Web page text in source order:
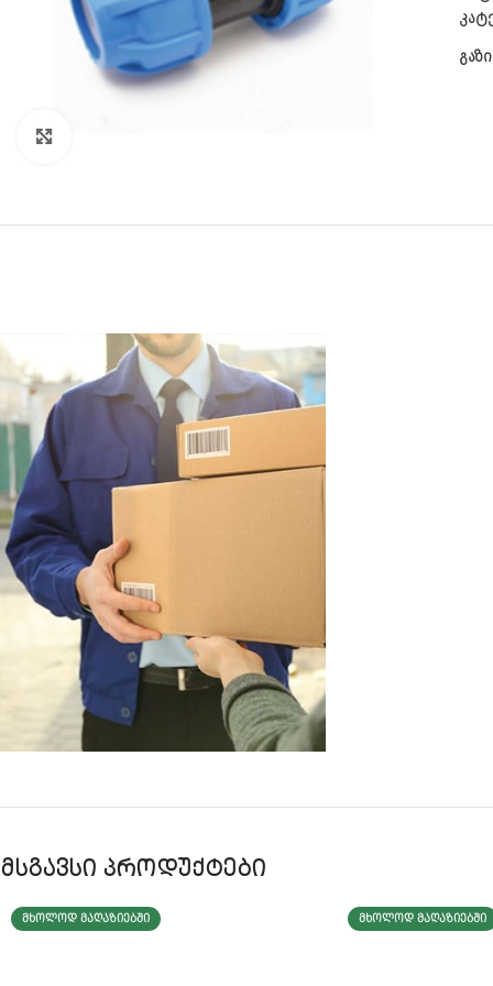
მსგავსი პროდუქტები
ᲛᲮᲝᲚᲝᲓ ᲛᲐᲦᲐᲖᲘᲔᲑᲨᲘ ᲛᲮᲝᲚᲝᲓ ᲛᲐᲦᲐᲖᲘᲔᲑᲨᲘ